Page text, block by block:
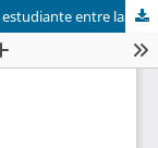
[Re] Construcción del mapa de recorrido del estudiante entre las etapas de investigación e ideación en los procesos de diseño.